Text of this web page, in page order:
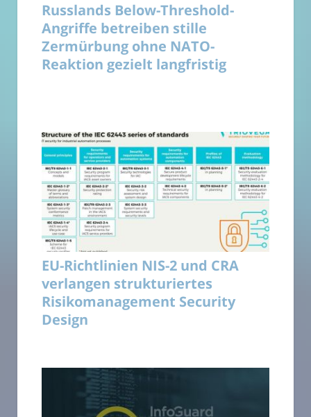
Russlands Below-Threshold-
Angriffe betreiben stille
Zermürbung ohne NATO-
Reaktion gezielt langfristig
EU-Richtlinien NIS-2 und CRA
verlangen strukturiertes
Risikomanagement Security
Design